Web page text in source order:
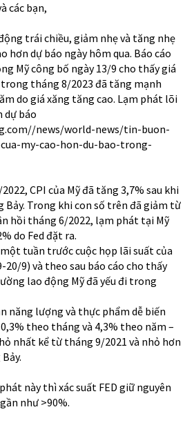
các bạn,
trái chiều, giảm nhẹ và tăng nhẹ
hơn dự báo ngày hôm qua. Báo cáo
Mỹ công bố ngày 13/9 cho thấy giá
tháng 8/2023 đã tăng mạnh
do giá xăng tăng cao. Lạm phát lõi
dự báo
news/world-news/tin-buon-
my-cao-hon-du-bao-trong-
CPI của Mỹ đã tăng 3,7% sau khi
Trong khi con số trên đã giảm từ
hồi tháng 6/2022, lạm phát tại Mỹ
do Fed đặt ra.
tuần trước cuộc họp lãi suất của
20/9) và theo sau báo cáo cho thấy
lao động Mỹ đã yếu đi trong
năng lượng và thực phẩm dễ biến
theo tháng và 4,3% theo năm –
nhất kể từ tháng 9/2021 và nhỏ hơn
này thì xác suất FED giữ nguyên
như >90%.